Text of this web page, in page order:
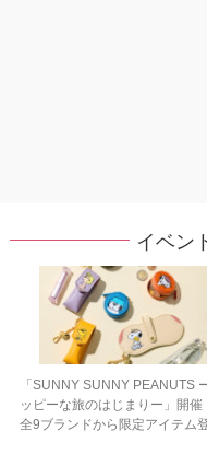
イベン
「SUNNY SUNNY PEANUTS
ッピーな旅のはじまりー」開
全9ブランドから限定アイテム